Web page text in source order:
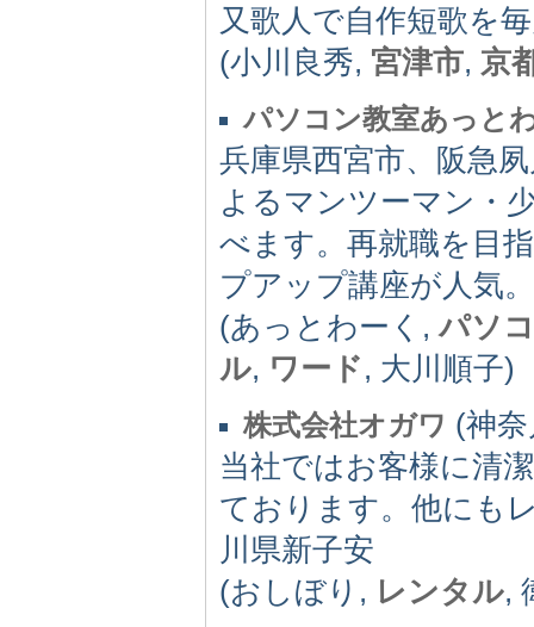
又歌人で自作短歌を
(小川良秀, 宮津市, 京
パソコン教室あっと
兵庫県西宮市、阪急
よるマンツーマン・
べます。再就職を目
プアップ講座が人気。
(あっとわーく,パソ
ル, ワード, 大川順子)
株式会社オガワ (神
当社ではお客様に清
ております。他にも
川県新子安
(おしぼり, レンタル,